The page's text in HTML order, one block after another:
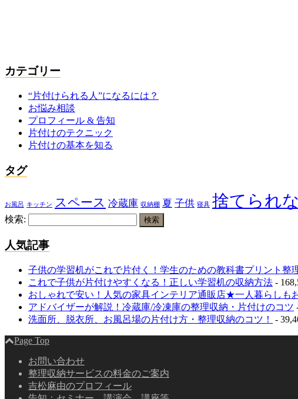
カテゴリー
“片付けられる人”になるには？
お悩み相談
プロフィール & 告知
片付けのテクニック
片付けの基本を知る
タグ
お風呂 キッチン スペース 冷蔵庫 収納棚 夏 子供 寝具 捨てられ
検索:
人気記事
子供の学習机がこれで片付く！学生のための教科書プリント整
これで子供が片付けやすくなる！正しい学習机の収納方法 -
おしゃれで安い！人気の家具インテリア通販店★一人暮らしも
アドバイザーが解説！冷蔵庫/冷凍庫の整理収納・片付けのコツ
洗面所、脱衣所、お風呂場の片付け方・整理収納のコツ！
-
Page Top
お問い合わせ
整理収納サービスの料金のご案内
吉松麻由のプロフィール